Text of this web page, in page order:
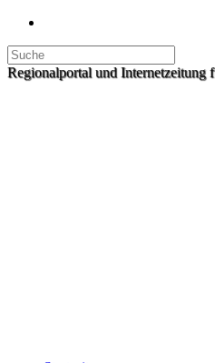
Regionalportal und Internetzeitung